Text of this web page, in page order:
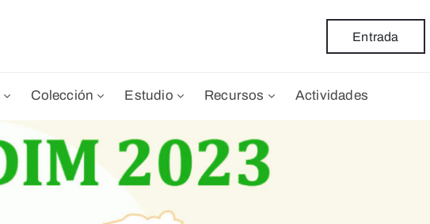
Entrada
Colección Estudio Recursos Actividades